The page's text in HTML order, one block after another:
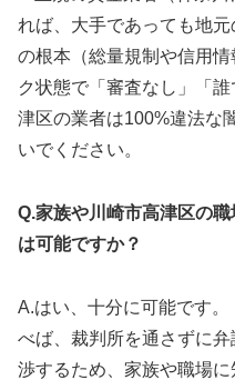
れば、大手であっても地
の根本（総量規制や信用
ク状態で「審査なし」「
津区の業者は100%違法な
いでください。
Q.家族や川崎市高津区の
は可能ですか？
A.はい、十分に可能です
べば、裁判所を通さずに
渉するため、家族や職場